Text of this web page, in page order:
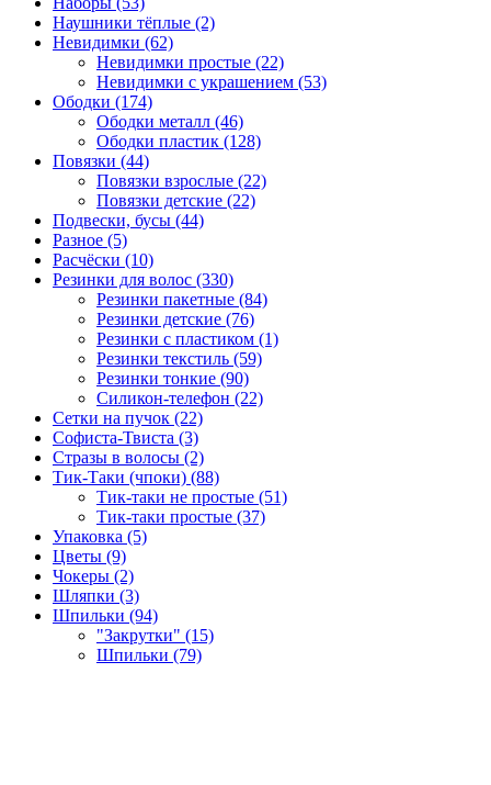
Наушники тёплые (2)
Невидимки (62)
Невидимки простые (22)
Невидимки с украшением (53)
Ободки (174)
Ободки металл (46)
Ободки пластик (128)
Повязки (44)
Повязки взрослые (22)
Повязки детские (22)
Подвески, бусы (44)
Разное (5)
Расчёски (10)
Резинки для волос (330)
Резинки пакетные (84)
Резинки детские (76)
Резинки с пластиком (1)
Резинки текстиль (59)
Резинки тонкие (90)
Силикон-телефон (22)
Сетки на пучок (22)
Софиста-Твиста (3)
Стразы в волосы (2)
Тик-Таки (чпоки) (88)
Тик-таки не простые (51)
Тик-таки простые (37)
Упаковка (5)
Цветы (9)
Чокеры (2)
Шляпки (3)
Шпильки (94)
"Закрутки" (15)
Шпильки (79)